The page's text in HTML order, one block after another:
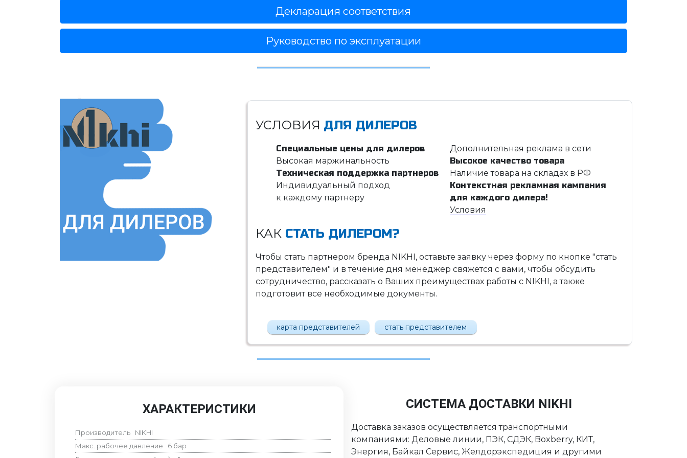
Декларация соответствия
Руководство по эксплуатации
УСЛОВИЯ ДЛЯ ДИЛЕРОВ
Специальные цены для дилеров
Дополнительная реклама в сети
Высокая маржинальность
Высокое качество товара
Техническая поддержка партнеров
Наличие товара на складах в РФ
Индивидуальный подход
к каждому партнеру
Контекстная рекламная кампания
для каждого дилера!
Условия
КАКСТАТЬ ДИЛЕРОМ?
Чтобы стать партнером бренда NIKHI, оставьте заявку через форму по кнопке "стать
представителем" и в течение дня менеджер свяжется с вами, чтобы обсудить
сотрудничество, рассказать о Ваших преимуществах работы с NIKHI, а также
подготовит все необходимые документы.
карта представителей стать представителем
ХАРАКТЕРИСТИКИ
Производитель
NIKHI
Макс. рабочее давление
6 бар
СИСТЕМА ДОСТАВКИ NIKHI
Доставка заказов осуществляется транспортными
компаниями: Деловые линии, ПЭК, СДЭК, Boxberry, КИТ,
Энергия, Байкал Сервис, Желдорэкспедиция и другими